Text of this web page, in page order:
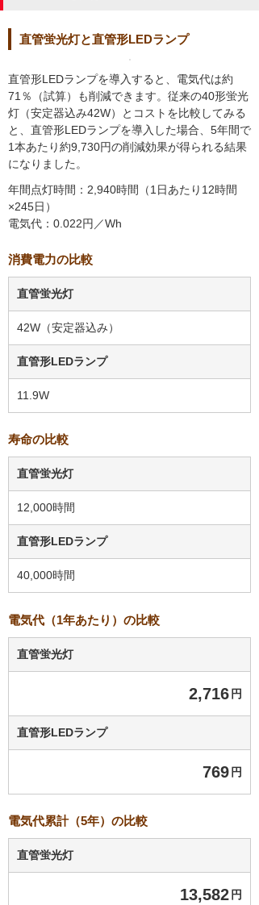
直管蛍光灯と直管形LEDランプ
直管形LEDランプを導入すると、電気代は約
71％（試算）も削減できます。従来の40形蛍光
灯（安定器込み42W）とコストを比較してみる
と、直管形LEDランプを導入した場合、5年間で
1本あたり約9,730円の削減効果が得られる結果
になりました。
年間点灯時間：2,940時間（1日あたり12時間
×245日）
電気代：0.022円／Wh
消費電力の比較
直管蛍光灯
42W（安定器込み）
直管形LEDランプ
11.9W
寿命の比較
直管蛍光灯
12,000時間
直管形LEDランプ
40,000時間
電気代（1年あたり）の比較
直管蛍光灯
2,716 円
直管形LEDランプ
769 円
電気代累計（5年）の比較
直管蛍光灯
13,582 円